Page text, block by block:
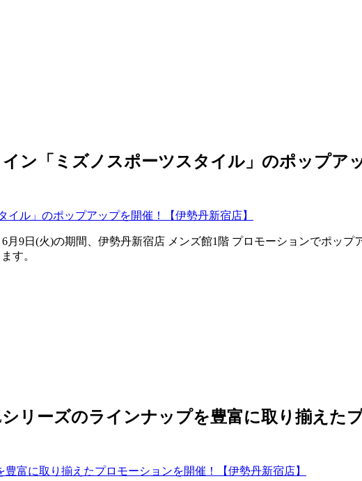
ン「ミズノスポーツスタイル」のポップア
9日(火)の期間、伊勢丹新宿店 メンズ館1階 プロモーションでポッ
す。
リーズのラインナップを豊富に取り揃えた